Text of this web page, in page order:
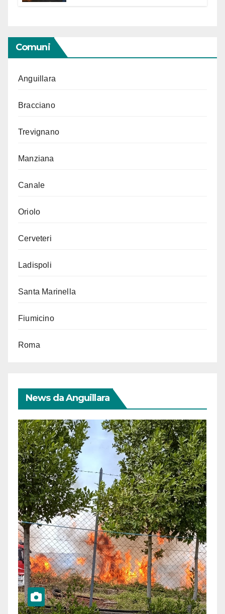
Comuni
Anguillara
Bracciano
Trevignano
Manziana
Canale
Oriolo
Cerveteri
Ladispoli
Santa Marinella
Fiumicino
Roma
News da Anguillara